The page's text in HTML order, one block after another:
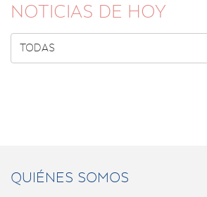
NOTICIAS DE HOY
TODAS
QUIÉNES SOMOS